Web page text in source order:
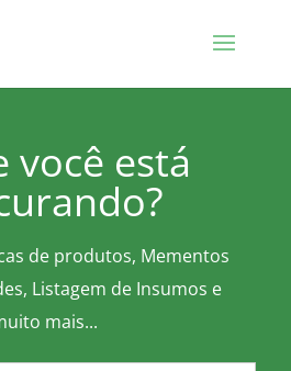
você está
de produtos, Mementos
Listagem de Insumos e
mais...